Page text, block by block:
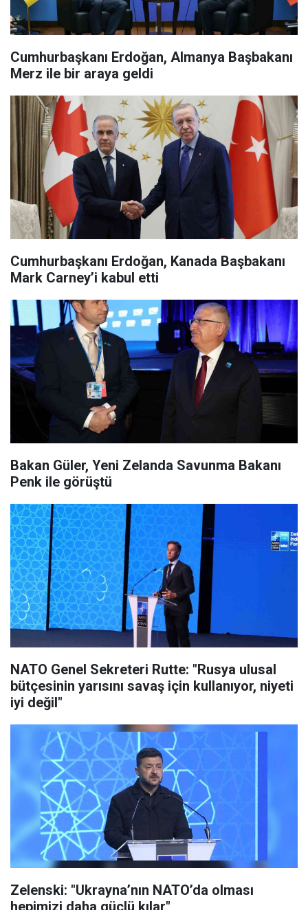
Cumhurbaşkanı Erdoğan, Almanya Başbakanı
Merz ile bir araya geldi
Cumhurbaşkanı Erdoğan, Kanada Başbakanı
Mark Carney’i kabul etti
Bakan Güler, Yeni Zelanda Savunma Bakanı
Penk ile görüştü
NATO Genel Sekreteri Rutte: "Rusya ulusal
bütçesinin yarısını savaş için kullanıyor, niyeti
iyi değil"
Zelenski: "Ukrayna’nın NATO’da olması
hepimizi daha güçlü kılar"